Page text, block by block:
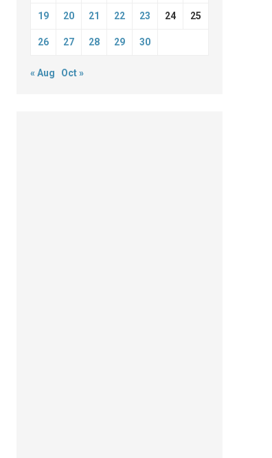
19 20 21 22 23 24 25
26 27 28 29 30
« Aug Oct »